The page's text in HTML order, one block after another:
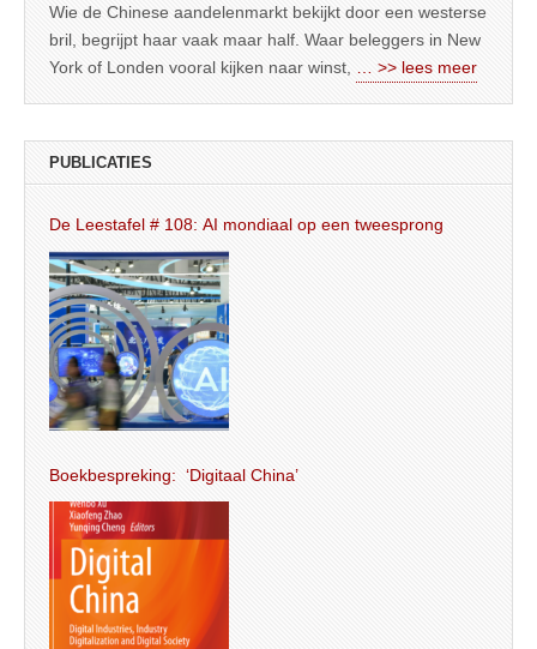
Wie de Chinese aandelenmarkt bekijkt door een westerse
bril, begrijpt haar vaak maar half. Waar beleggers in New
York of Londen vooral kijken naar winst,
… >> lees meer
PUBLICATIES
De Leestafel # 108: AI mondiaal op een tweesprong
Boekbespreking: ‘Digitaal China’